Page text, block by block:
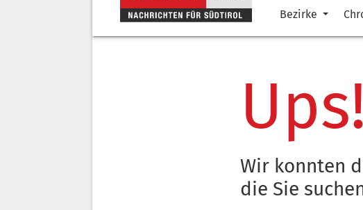
Bezirke
Ups!
Wir konnten
die Sie